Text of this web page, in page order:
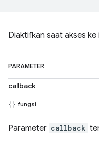
Diaktifkan saat akses
PARAMETER
callback
fungsi
Parameter callback